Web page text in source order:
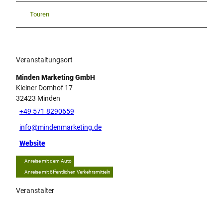
Touren
Veranstaltungsort
Minden Marketing GmbH
Kleiner Domhof 17
32423 Minden
+49 571 8290659
info@mindenmarketing.de
Website
Anreise mit dem Auto
Anreise mit öffentlichen Verkehrsmitteln
Veranstalter